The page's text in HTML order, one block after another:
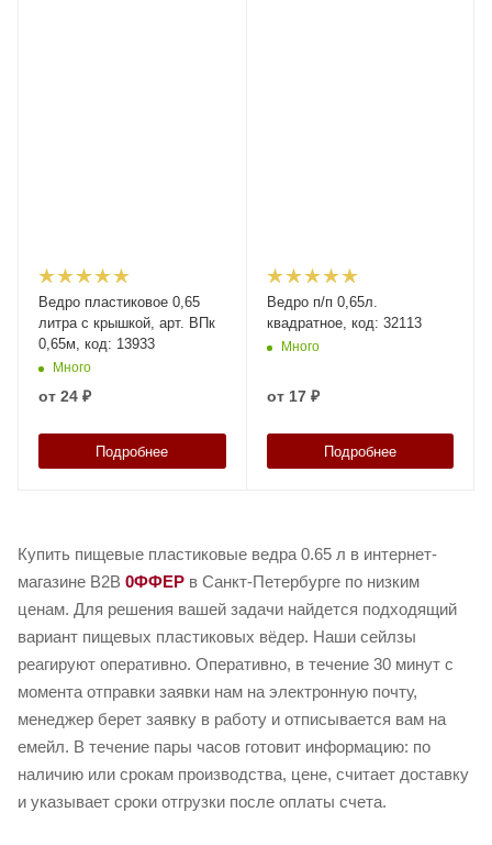
Ведро пластиковое 0,65
литра с крышкой, арт. ВПк
0,65м, код: 13933
Много
от 24 ₽
Подробнее
Ведро п/п 0,65л.
квадратное, код: 32113
Много
от 17 ₽
Подробнее
Купить пищевые пластиковые ведра 0.65 л в интернет-
магазине B2B 0ФФЕР в Санкт-Петербурге по низким
ценам. Для решения вашей задачи найдется подходящий
вариант пищевых пластиковых вёдер. Наши сейлзы
реагируют оперативно. Оперативно, в течение 30 минут с
момента отправки заявки нам на электронную почту,
менеджер берет заявку в работу и отписывается вам на
емейл. В течение пары часов готовит информацию: по
наличию или срокам производства, цене, считает доставку
и указывает сроки отгрузки после оплаты счета.